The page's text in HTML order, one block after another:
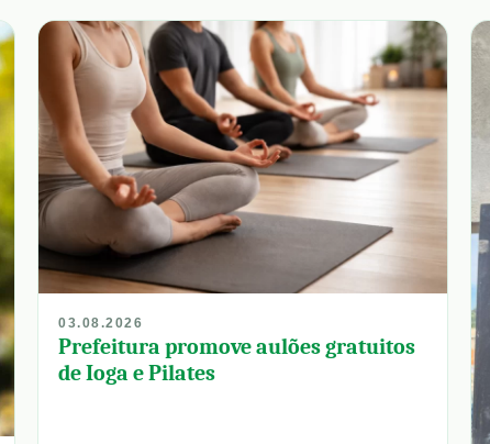
03.08.2026
Prefeitura promove aulões gratuitos
de Ioga e Pilates